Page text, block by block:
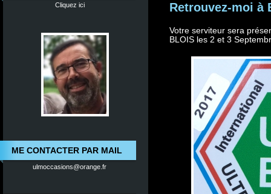
Cliquez ici
ME CONTACTER PAR MAIL
ulmoccasions@orange.fr
Retrouvez-moi à
Votre serviteur sera
BLOIS les 2 et 3